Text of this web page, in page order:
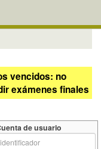
vencidos: no
exámenes finales
de usuario